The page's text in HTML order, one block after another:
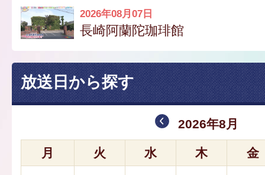
2026年08月07日
長崎阿蘭陀珈琲館
放送日から探す
2026年8月
月 火 水 木 金